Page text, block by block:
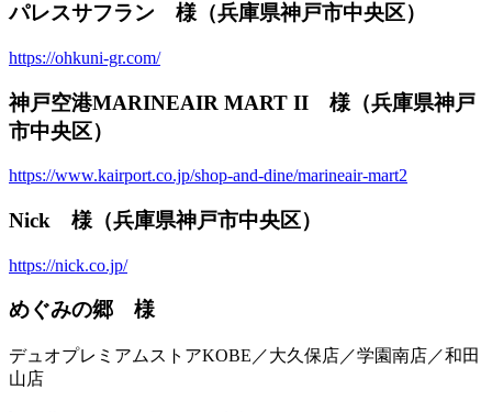
パレスサフラン 様（兵庫県神戸市中央区）
https://ohkuni-gr.com/
神戸空港MARINEAIR MART II 様（兵庫県神戸
市中央区）
https://www.kairport.co.jp/shop-and-dine/marineair-mart2
Nick 様（兵庫県神戸市中央区）
https://nick.co.jp/
めぐみの郷 様
デュオプレミアムストアKOBE／大久保店／学園南店／和田
山店